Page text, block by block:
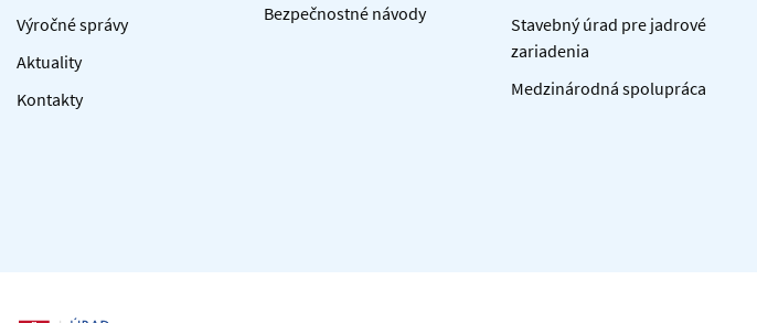
Výročné správy
Aktuality
Kontakty
Bezpečnostné návody
Stavebný úrad pre jadrové
zariadenia
Medzinárodná spolupráca